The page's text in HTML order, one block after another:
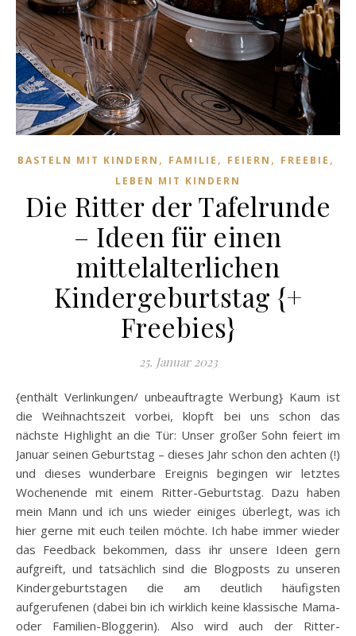
BASTELN MIT KINDERN , FAMILIE , FEIERN , FREEBIE ,
LEBEN MIT KINDERN
Die Ritter der Tafelrunde
– Ideen für einen
mittelalterlichen
Kindergeburtstag {+
Freebies}
25. Januar 2023
{enthält Verlinkungen/ unbeauftragte Werbung} Kaum ist
die Weihnachtszeit vorbei, klopft bei uns schon das
nächste Highlight an die Tür: Unser großer Sohn feiert im
Januar seinen Geburtstag – dieses Jahr schon den achten (!)
und dieses wunderbare Ereignis begingen wir letztes
Wochenende mit einem Ritter-Geburtstag. Dazu haben
mein Mann und ich uns wieder einiges überlegt, was ich
hier gerne mit euch teilen möchte. Ich habe immer wieder
das Feedback bekommen, dass ihr unsere Ideen gern
aufgreift, und tatsächlich sind die Blogposts zu unseren
Kindergeburtstagen die am deutlich häufigsten
aufgerufenen (dabei bin ich wirklich keine klassische Mama-
oder Familien-Bloggerin). Also wird auch der Ritter-